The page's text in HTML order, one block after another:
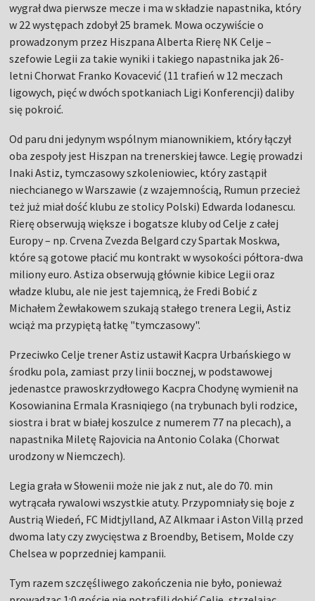
wygrał dwa pierwsze mecze i ma w składzie napastnika, który
w 22 występach zdobył 25 bramek. Mowa oczywiście o
prowadzonym przez Hiszpana Alberta Rierę NK Celje –
szefowie Legii za takie wyniki i takiego napastnika jak 26-
letni Chorwat Franko Kovacević (11 trafień w 12 meczach
ligowych, pięć w dwóch spotkaniach Ligi Konferencji) daliby
się pokroić.
Od paru dni jedynym wspólnym mianownikiem, który łączył
oba zespoły jest Hiszpan na trenerskiej ławce. Legię prowadzi
Inaki Astiz, tymczasowy szkoleniowiec, który zastąpił
niechcianego w Warszawie (z wzajemnością, Rumun przecież
też już miał dość klubu ze stolicy Polski) Edwarda Iodanescu.
Rierę obserwują większe i bogatsze kluby od Celje z całej
Europy – np. Crvena Zvezda Belgard czy Spartak Moskwa,
które są gotowe płacić mu kontrakt w wysokości półtora-dwa
miliony euro. Astiza obserwują głównie kibice Legii oraz
władze klubu, ale nie jest tajemnicą, że Fredi Bobić z
Michałem Żewłakowem szukają stałego trenera Legii, Astiz
wciąż ma przypiętą łatkę "tymczasowy".
Przeciwko Celje trener Astiz ustawił Kacpra Urbańskiego w
środku pola, zamiast przy linii bocznej, w podstawowej
jedenastce prawoskrzydłowego Kacpra Chodynę wymienił na
Kosowianina Ermala Krasniqiego (na trybunach byli rodzice,
siostra i brat w białej koszulce z numerem 77 na plecach), a
napastnika Miletę Rajovicia na Antonio Colaka (Chorwat
urodzony w Niemczech).
Legia grała w Słowenii może nie jak z nut, ale do 70. min
wytrącała rywalowi wszystkie atuty. Przypomniały się boje z
Austrią Wiedeń, FC Midtjylland, AZ Alkmaar i Aston Villą przed
dwoma laty czy zwycięstwa z Broendby, Betisem, Molde czy
Chelsea w poprzedniej kampanii.
Tym razem szczęśliwego zakończenia nie było, ponieważ